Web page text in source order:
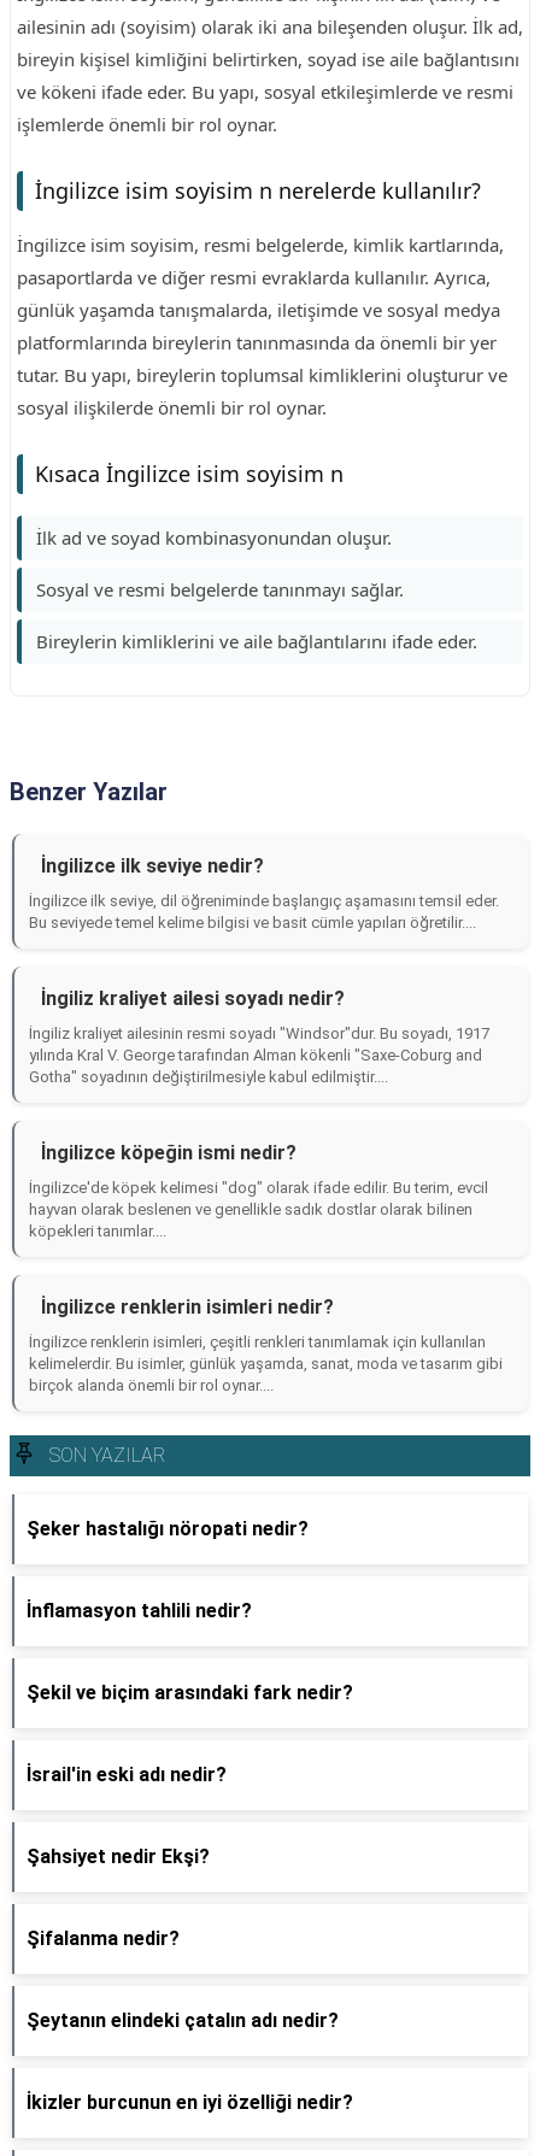
ailesinin adı (soyisim) olarak iki ana bileşenden oluşur. İlk ad,
bireyin kişisel kimliğini belirtirken, soyad ise aile bağlantısını
ve kökeni ifade eder. Bu yapı, sosyal etkileşimlerde ve resmi
işlemlerde önemli bir rol oynar.
İngilizce isim soyisim n nerelerde kullanılır?
İngilizce isim soyisim, resmi belgelerde, kimlik kartlarında,
pasaportlarda ve diğer resmi evraklarda kullanılır. Ayrıca,
günlük yaşamda tanışmalarda, iletişimde ve sosyal medya
platformlarında bireylerin tanınmasında da önemli bir yer
tutar. Bu yapı, bireylerin toplumsal kimliklerini oluşturur ve
sosyal ilişkilerde önemli bir rol oynar.
Kısaca İngilizce isim soyisim n
İlk ad ve soyad kombinasyonundan oluşur.
Sosyal ve resmi belgelerde tanınmayı sağlar.
Bireylerin kimliklerini ve aile bağlantılarını ifade eder.
Benzer Yazılar
İngilizce ilk seviye nedir?
İngilizce ilk seviye, dil öğreniminde başlangıç aşamasını temsil eder.
Bu seviyede temel kelime bilgisi ve basit cümle yapıları öğretilir....
İngiliz kraliyet ailesi soyadı nedir?
İngiliz kraliyet ailesinin resmi soyadı "Windsor"dur. Bu soyadı, 1917
yılında Kral V. George tarafından Alman kökenli "Saxe-Coburg and
Gotha" soyadının değiştirilmesiyle kabul edilmiştir....
İngilizce köpeğin ismi nedir?
İngilizce'de köpek kelimesi "dog" olarak ifade edilir. Bu terim, evcil
hayvan olarak beslenen ve genellikle sadık dostlar olarak bilinen
köpekleri tanımlar....
İngilizce renklerin isimleri nedir?
İngilizce renklerin isimleri, çeşitli renkleri tanımlamak için kullanılan
kelimelerdir. Bu isimler, günlük yaşamda, sanat, moda ve tasarım gibi
birçok alanda önemli bir rol oynar....
SON YAZILAR
Şeker hastalığı nöropati nedir?
İnflamasyon tahlili nedir?
Şekil ve biçim arasındaki fark nedir?
İsrail'in eski adı nedir?
Şahsiyet nedir Ekşi?
Şifalanma nedir?
Şeytanın elindeki çatalın adı nedir?
İkizler burcunun en iyi özelliği nedir?